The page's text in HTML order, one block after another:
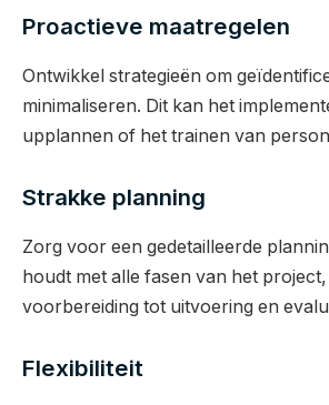
Proactieve maatregelen
Ontwikkel strategieën om
minimaliseren. Dit kan het
upplannen of het trainen van
Strakke planning
Zorg voor een gedetailleerde
houdt met alle fasen van het
voorbereiding tot uitvoering en
Flexibiliteit